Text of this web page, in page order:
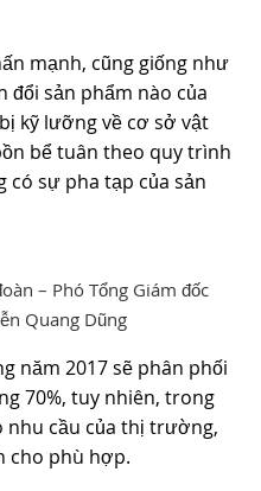
mạnh, cũng giống như
đổi sản phẩm nào của
kỹ lưỡng về cơ sở vật
bể tuân theo quy trình
có sự pha tạp của sản
– Phó Tổng Giám đốc
Quang Dũng
năm 2017 sẽ phân phối
70%, tuy nhiên, trong
cầu của thị trường,
cho phù hợp.